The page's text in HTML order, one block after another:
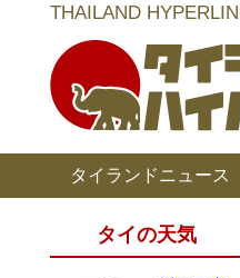
THAILAND
タイランドニュース
タイの天気